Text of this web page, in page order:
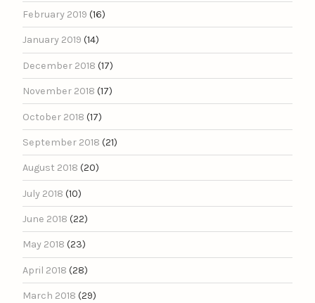
February 2019 (16)
January 2019 (14)
December 2018 (17)
November 2018 (17)
October 2018 (17)
September 2018 (21)
August 2018 (20)
July 2018 (10)
June 2018 (22)
May 2018 (23)
April 2018 (28)
March 2018 (29)